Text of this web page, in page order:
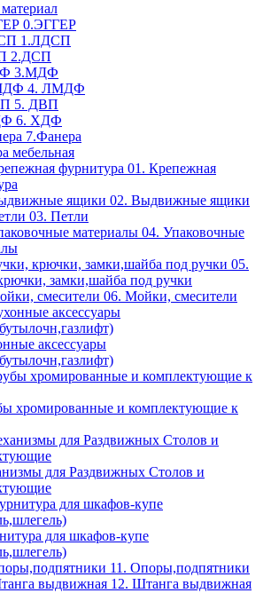
0.ЭГГЕР
1.ЛДСП
2.ДСП
3.МДФ
4. ЛМДФ
5. ДВП
6. ХДФ
7.Фанера
мебельная
01. Крепежная
02. Выдвижные ящики
03. Петли
04. Упаковочные
05.
замки,шайба под ручки
06. Мойки, смесители
аксессуары
хромированные и комплектующие к
для Раздвижных Столов и
для шкафов-купе
11. Опоры,подпятники
12. Штанга выдвижная